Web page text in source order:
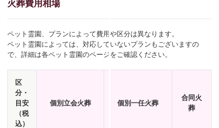
火葬費用相場
ペット霊園、プランによって費用や区分は異なります。
ペット霊園によっては、対応していないプランもございますの
で、詳細は各ペット霊園のページをご確認ください。
区
分・
目安
（税
込）
個別立会火葬 個別一任火葬
合同火
葬